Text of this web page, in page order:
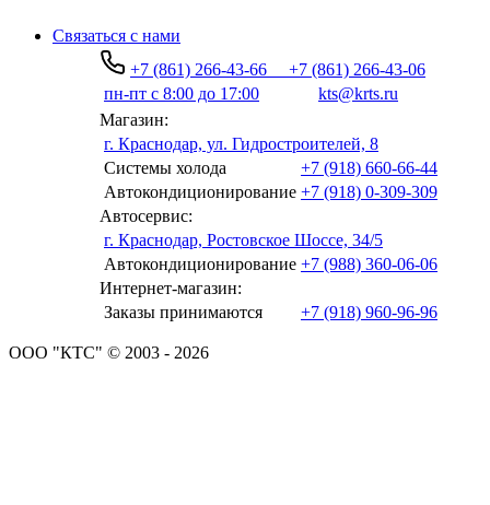
Связаться с нами
+7 (861) 266-43-66
+7 (861) 266-43-06
пн-пт с 8:00 до 17:00
kts@krts.ru
Магазин:
г. Краснодар, ул. Гидростроителей, 8
Системы холода
+7 (918) 660-66-44
Автокондиционирование +7 (918) 0-309-309
Автосервис:
г. Краснодар, Ростовское Шоссе, 34/5
Автокондиционирование +7 (988) 360-06-06
Интернет-магазин:
Заказы принимаются
+7 (918) 960-96-96
ООО "КТС" © 2003 - 2026